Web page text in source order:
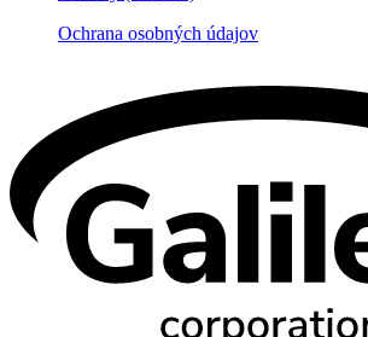
Ochrana osobných údajov